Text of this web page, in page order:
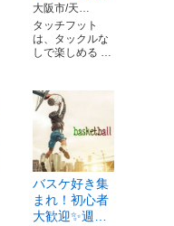
大阪市/天…
タッチフット
は、タックルな
しで楽しめる …
バスケ好き集
まれ！初心者
大歓迎✨週…